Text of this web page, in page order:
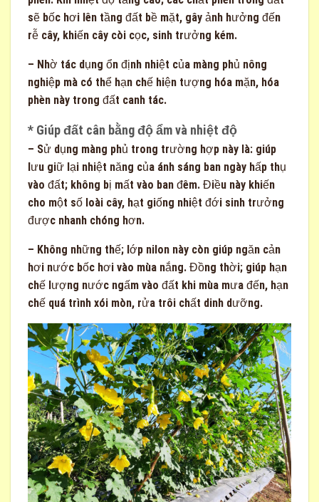
sẽ bốc hơi lên tầng đất bề mặt, gây ảnh hưởng đến
rễ cây, khiến cây còi cọc, sinh trưởng kém.
– Nhờ tác dụng ổn định nhiệt của màng phủ nông
nghiệp mà có thể hạn chế hiện tượng hóa mặn, hóa
phèn này trong đất canh tác.
* Giúp đất cân bằng độ ẩm và nhiệt độ
– Sử dụng màng phủ trong trường hợp này là: giúp
lưu giữ lại nhiệt năng của ánh sáng ban ngày hấp thụ
vào đất; không bị mất vào ban đêm. Điều này khiến
cho một số loài cây, hạt giống nhiệt đới sinh trưởng
được nhanh chóng hơn.
– Không những thế; lớp nilon này còn giúp ngăn cản
hơi nước bốc hơi vào mùa nắng. Đồng thời; giúp hạn
chế lượng nước ngấm vào đất khi mùa mưa đến, hạn
chế quá trình xói mòn, rửa trôi chất dinh dưỡng.